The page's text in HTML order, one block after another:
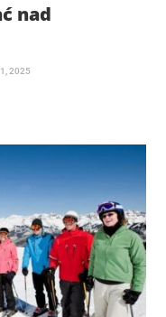
nad
1, 2025